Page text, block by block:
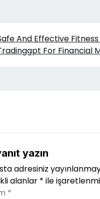
And Effective
For Financial
yazın
adresiniz
alanlar * ile
*